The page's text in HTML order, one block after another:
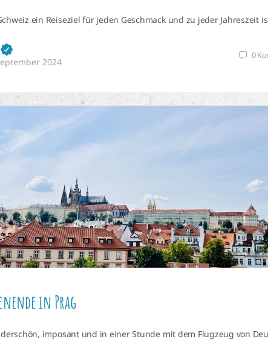
ein Reiseziel für jeden Geschmack und zu jeder Jahreszeit
2024
0
in Prag
imposant und in einer Stunde mit dem Flugzeug von